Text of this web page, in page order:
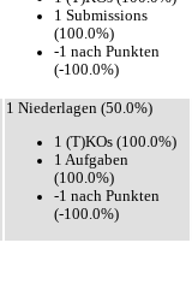
1 Submissions
(100.0%)
-1 nach Punkten
(-100.0%)
1 Niederlagen (50.0%)
1 (T)KOs (100.0%)
1 Aufgaben
(100.0%)
-1 nach Punkten
(-100.0%)